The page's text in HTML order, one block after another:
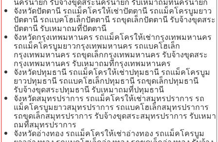
จังหวัดปัตตานี รถแม็คโครให้เช่าปัตตานี รถแม็คโครบูมยาว
ปัตตานี รถแบคโฮเล็กปัตตานี รถขุดเล็กปัตตานี รับจ้างขุดสระ
ปัตตานี รับเหมาถมที่ปัตตานี
จังหวัดกรุงเทพมหานคร รถแม็คโครให้เช่ากรุงเทพมหานคร
รถแม็คโครบูมยาวกรุงเทพมหานคร รถแบคโฮเล็ก
กรุงเทพมหานคร รถขุดเล็กกรุงเทพมหานคร รับจ้างขุดสระ
กรุงเทพมหานคร รับเหมาถมที่กรุงเทพมหานคร
จังหวัดปทุมธานี รถแม็คโครให้เช่าปทุมธานี รถแม็คโครบูม
ยาวปทุมธานี รถแบคโฮเล็กปทุมธานี รถขุดเล็กปทุมธานี
รับจ้างขุดสระปทุมธานี รับเหมาถมที่ปทุมธานี
จังหวัดสมุทรปราการ รถแม็คโครให้เช่าสมุทรปราการ รถ
แม็คโครบูมยาวสมุทรปราการ รถแบคโฮเล็กสมุทรปราการ
รถขุดเล็กสมุทรปราการ รับจ้างขุดสระสมุทรปราการ รับเหมา
ถมที่สมุทรปราการ
จังหวัดอ่างทอง รถแม็คโครให้เช่าอ่างทอง รถแม็คโครบูม